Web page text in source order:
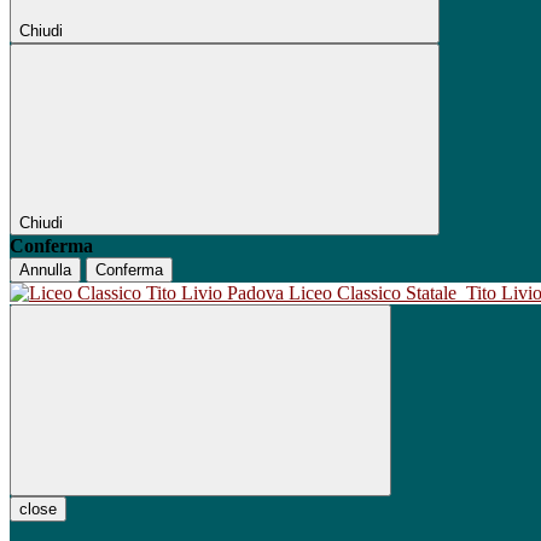
Chiudi
Chiudi
Conferma
Annulla Conferma
Liceo Classico Statale Tito Livio
close